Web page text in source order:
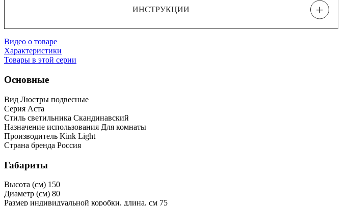
ИНСТРУКЦИИ +
Видео о товаре
Характеристики
Товары в этой серии
Основные
Вид Люстры подвесные
Серия Аста
Стиль светильника Скандинавский
Назначение использования Для комнаты
Производитель Kink Light
Страна бренда Россия
Габариты
Высота (см) 150
Диаметр (см) 80
Размер индивидуальной коробки, длина, см 75